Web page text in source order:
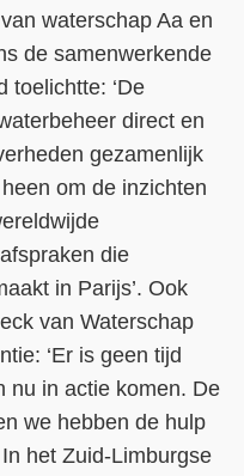
waterschap Aa en
de samenwerkende
toelichtte: ‘De
direct en
gezamenlijk
om de inzichten
die
in Parijs’. Ook
van Waterschap
‘Er is geen tijd
nu in actie komen. De
we hebben de hulp
het Zuid-Limburgse